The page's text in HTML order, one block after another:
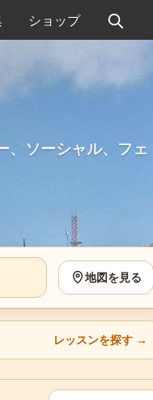
ショップ
、ソーシャル、フェ
地図を見る
レッスンを探す →